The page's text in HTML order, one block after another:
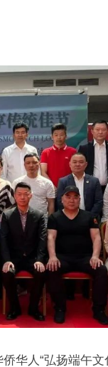
华人“弘扬端午文